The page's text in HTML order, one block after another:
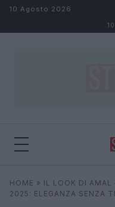
Salta al contenuto
10 Agosto 2026
Cerca
HOME » IL LOOK DI AMAL
2025: ELEGANZA SENZA